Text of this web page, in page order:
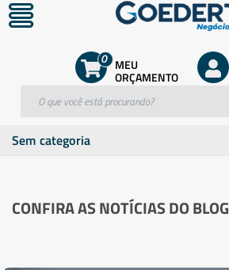
MEU
ORÇAMENTO
0
Sem categoria
CONFIRA AS NOTÍCIAS DO BLOG